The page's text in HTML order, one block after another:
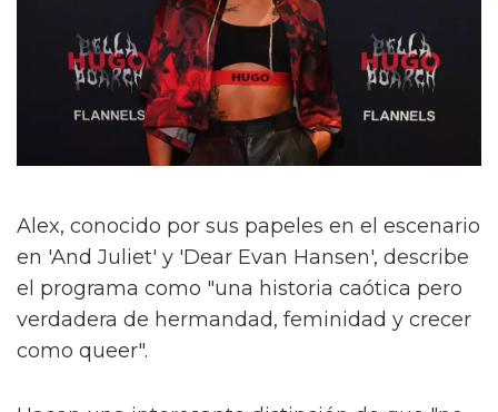
Alex, conocido por sus papeles en el escenario
en 'And Juliet' y 'Dear Evan Hansen', describe
el programa como "una historia caótica pero
verdadera de hermandad, feminidad y crecer
como queer".